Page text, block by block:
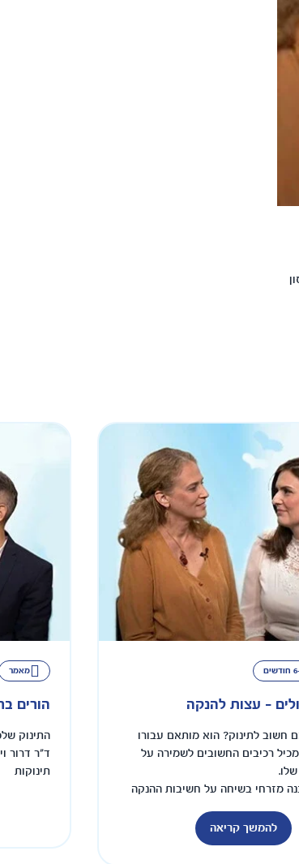
- עצות להנקה
חשוב לתינוק? הוא מותאם עבורו
רכיבים החשובים לשמירה על
מזרחי בשיחה על חשיבות ההנקה
להמשך קריאה
מאמר
הורים
התינוק
ד"ר דרור
תינוקות